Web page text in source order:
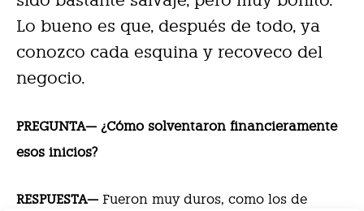
Lo bueno es que, después de todo, ya
conozco cada esquina y recoveco del
negocio.
PREGUNTA— ¿Cómo solventaron financieramente
esos inicios?
RESPUESTA— Fueron muy duros, como los de